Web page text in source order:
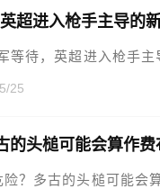
超进入枪手主导的新
等待，英超进入枪手主
25
的头槌可能会算作
？多古的头槌可能会